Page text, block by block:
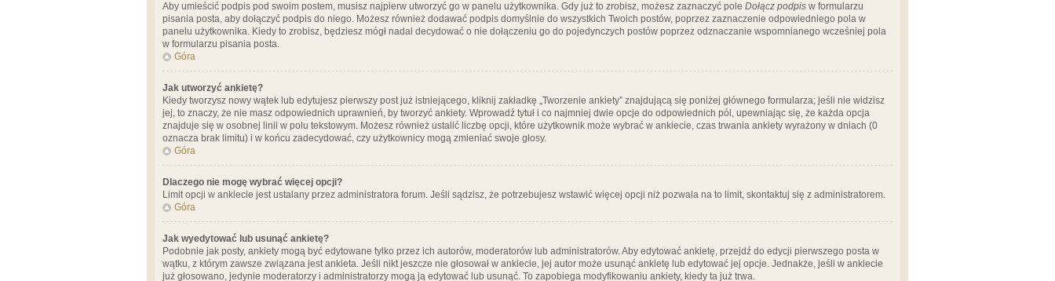
Aby umieścić podpis pod swoim postem, musisz najpierw utworzyć go w panelu użytkownika. Gdy już to zrobisz, możesz zaznaczyć pole Dołącz podpis w formularzu
pisania posta, aby dołączyć podpis do niego. Możesz również dodawać podpis domyślnie do wszystkich Twoich postów, poprzez zaznaczenie odpowiedniego pola w
panelu użytkownika. Kiedy to zrobisz, będziesz mógł nadal decydować o nie dołączeniu go do pojedynczych postów poprzez odznaczanie wspomnianego wcześniej pola
w formularzu pisania posta.
Góra
Jak utworzyć ankietę?
Kiedy tworzysz nowy wątek lub edytujesz pierwszy post już istniejącego, kliknij zakładkę „Tworzenie ankiety” znajdującą się poniżej głównego formularza; jeśli nie widzisz
jej, to znaczy, że nie masz odpowiednich uprawnień, by tworzyć ankiety. Wprowadź tytuł i co najmniej dwie opcje do odpowiednich pól, upewniając się, że każda opcja
znajduje się w osobnej linii w polu tekstowym. Możesz również ustalić liczbę opcji, które użytkownik może wybrać w ankiecie, czas trwania ankiety wyrażony w dniach (0
oznacza brak limitu) i w końcu zadecydować, czy użytkownicy mogą zmieniać swoje głosy.
Góra
Dlaczego nie mogę wybrać więcej opcji?
Limit opcji w ankiecie jest ustalany przez administratora forum. Jeśli sądzisz, że potrzebujesz wstawić więcej opcji niż pozwala na to limit, skontaktuj się z administratorem.
Góra
Jak wyedytować lub usunąć ankietę?
Podobnie jak posty, ankiety mogą być edytowane tylko przez ich autorów, moderatorów lub administratorów. Aby edytować ankietę, przejdź do edycji pierwszego posta w
wątku, z którym zawsze związana jest ankieta. Jeśli nikt jeszcze nie głosował w ankiecie, jej autor może usunąć ankietę lub edytować jej opcje. Jednakże, jeśli w ankiecie
już głosowano, jedynie moderatorzy i administratorzy mogą ją edytować lub usunąć. To zapobiega modyfikowaniu ankiety, kiedy ta już trwa.